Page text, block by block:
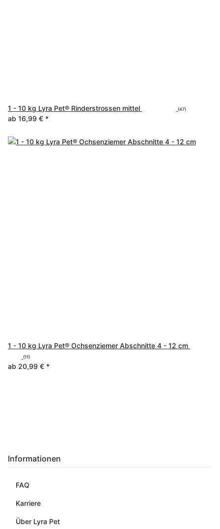
1 - 10 kg Lyra Pet® Rinderstrossen mittel (47)
ab 16,99 € *
1 - 10 kg Lyra Pet® Ochsenziemer Abschnitte 4 - 12 cm
(11)
ab 20,99 € *
Informationen
FAQ
Karriere
Über Lyra Pet